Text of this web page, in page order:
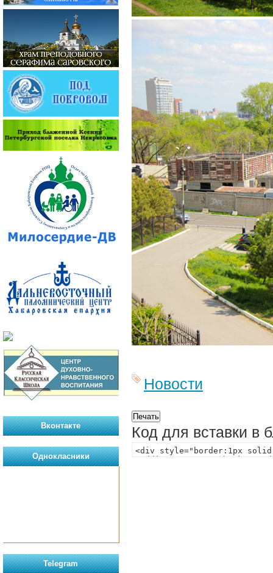
Новости
Код для вставки в
Вконтакте
Однокласники
Telegram